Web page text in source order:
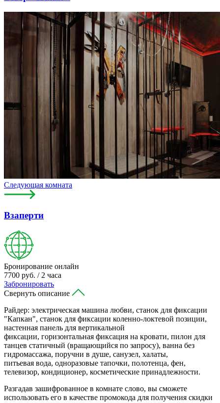
Следующая комната
Взаперти
Бронирование онлайн
7700 руб. / 2 часа
Забронировать
Свернуть описание
Райдер: электрическая машина любви, станок для фиксации
"Капкан", станок для фиксации коленно-локтевой позиции,
настенная панель для вертикальной
фиксации, горизонтальная фиксация на кровати, пилон для
танцев статичный (вращающийся по запросу), ванна без
гидромассажа, поручни в душе, санузел, халаты,
питьевая вода, одноразовые тапочки, полотенца, фен,
телевизор, кондиционер, косметические принадлежности.
Разгадав зашифрованное в комнате слово, вы сможете
использовать его в качестве промокода для получения скидки